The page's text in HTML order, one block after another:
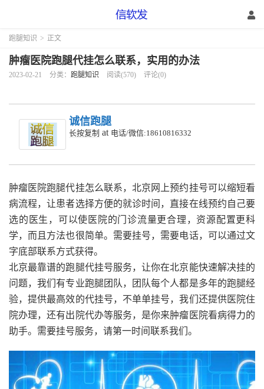
跑腿知识 > 正文
肿瘤医院跑腿代挂怎么联系，实用的办法
2023-02-21 分类： 跑腿知识 阅读(570) 评论(0)
诚信跑腿
长按复制 at 电话/微信:18610816332
肿瘤医院跑腿代挂怎么联系，北京网上预约挂号可以缩短看
病流程，让患者选择方便的就诊时间，直接在线预约自己要
选的医生，可以使医院的门诊流量更合理，资源配置更科
学，而且方法也很简单。需要挂号，需要电话，可以通过文
字底部联系方式获得。
北京最靠谱的跑腿代挂号服务，让你在北京能快速解决挂的
问题，我们有专业跑腿团队，团队每个人都是多年的跑腿经
验，提供最高效的代挂号，不单单挂号，我们还提供医院住
院办理，还有出院代办等服务，是你来肿瘤医院看病得力的
助手。需要挂号服务，请第一时间联系我们。